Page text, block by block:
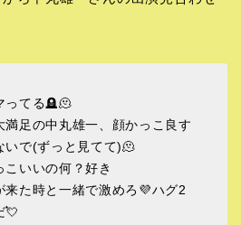
ってる🪦🫠
足の中丸雄一、顔かっこ良す
いで(ずっと見てて)🫠
いいの何？好き
た時と一緒で激めろ💜ハグ2
💘